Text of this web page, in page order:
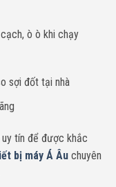
ò ò khi chạy
sợi đốt tại nhà
tín để được khắc
bị máy Á Âu chuyên